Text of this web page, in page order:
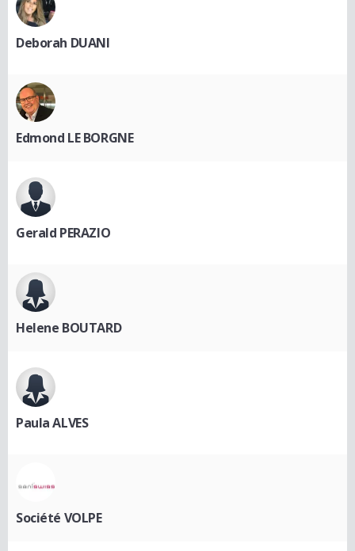
Deborah DUANI
Edmond LE BORGNE
Gerald PERAZIO
Helene BOUTARD
Paula ALVES
Société VOLPE